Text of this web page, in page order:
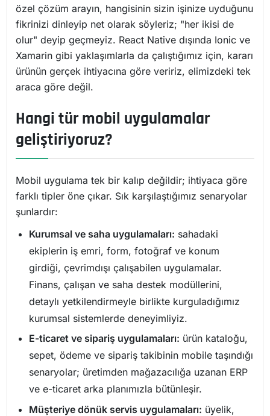
özel çözüm arayın, hangisinin sizin işinize uyduğunu
fikrinizi dinleyip net olarak söyleriz; "her ikisi de
olur" deyip geçmeyiz. React Native dışında Ionic ve
Xamarin gibi yaklaşımlarla da çalıştığımız için, kararı
ürünün gerçek ihtiyacına göre veririz, elimizdeki tek
araca göre değil.
Hangi tür mobil uygulamalar
geliştiriyoruz?
Mobil uygulama tek bir kalıp değildir; ihtiyaca göre
farklı tipler öne çıkar. Sık karşılaştığımız senaryolar
şunlardır:
Kurumsal ve saha uygulamaları: sahadaki
ekiplerin iş emri, form, fotoğraf ve konum
girdiği, çevrimdışı çalışabilen uygulamalar.
Finans, çalışan ve saha destek modüllerini,
detaylı yetkilendirmeyle birlikte kurguladığımız
kurumsal sistemlerde deneyimliyiz.
E-ticaret ve sipariş uygulamaları: ürün kataloğu,
sepet, ödeme ve sipariş takibinin mobile taşındığı
senaryolar; üretimden mağazacılığa uzanan ERP
ve e-ticaret arka planımızla bütünleşir.
Müşteriye dönük servis uygulamaları: üyelik,